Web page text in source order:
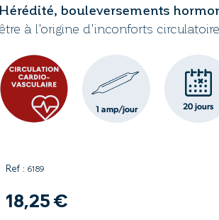
bouleversements
à l'origine d'inconforts
Ref : 6189
18,25 €